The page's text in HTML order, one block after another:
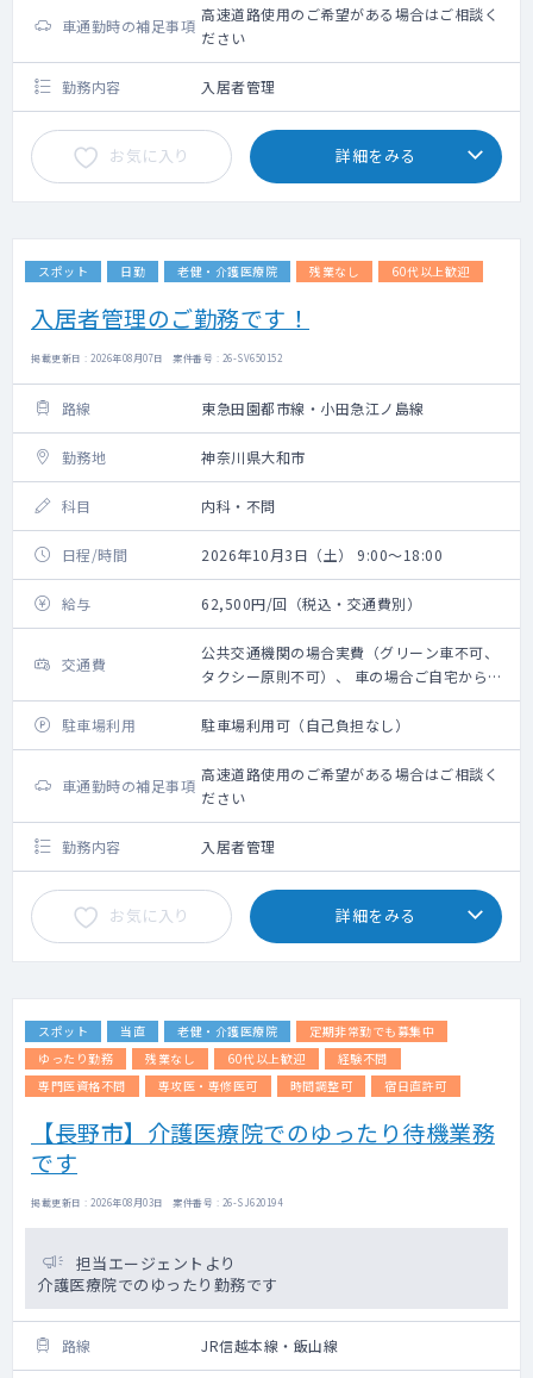
車通勤時の補足事項
高速道路使用のご希望がある場合はご相談く
ださい
勤務内容 入居者管理
お気に入り 詳細をみる
スポット 日勤 老健・介護医療院 残業なし 60代以上歓迎
入居者管理のご勤務です！
掲載更新日 : 2026年08月07日 案件番号 : 26-SV650152
路線 東急田園都市線・小田急江ノ島線
勤務地 神奈川県大和市
科目 内科・不問
日程/時間 2026年10月3日（土） 9:00～18:00
給与 62,500円/回（税込・交通費別）
交通費
公共交通機関の場合実費（グリーン車不可、
タクシー原則不可）、 車の場合ご自宅からの
距離に応じ 規定に則り支給
駐車場利用
駐車場利用可（自己負担なし）
車通勤時の補足事項
高速道路使用のご希望がある場合はご相談く
ださい
勤務内容 入居者管理
お気に入り 詳細をみる
スポット 当直 老健・介護医療院
定期非常勤でも募集中
ゆったり勤務
残業なし 60代以上歓迎
経験不問
専門医資格不問
専攻医・専修医可 時間調整可 宿日直許可
【長野市】介護医療院でのゆったり待機業務
です
掲載更新日 : 2026年08月03日 案件番号 : 26-SJ620194
担当エージェントより
介護医療院でのゆったり勤務です
路線 JR信越本線・飯山線